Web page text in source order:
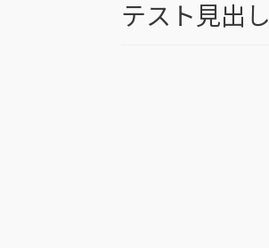
テスト見出し